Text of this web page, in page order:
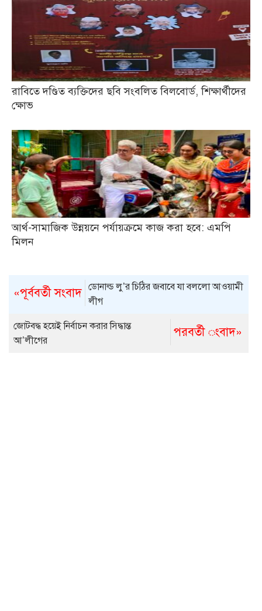
রাবিতে দণ্ডিত ব্যক্তিদের ছবি সংবলিত বিলবোর্ড, শিক্ষার্থীদের
ক্ষোভ
আর্থ-সামাজিক উন্নয়নে পর্যায়ক্রমে কাজ করা হবে: এমপি
মিলন
«পূর্ববর্তী সংবাদ ডোনাল্ড লু’র চিঠির জবাবে যা বললো আওয়ামী
লীগ
পরবর্তী ংবাদ»
জোটবদ্ধ হয়েই নির্বাচন করার সিদ্ধান্ত
আ’লীগের